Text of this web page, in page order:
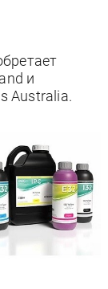
и
Australia.